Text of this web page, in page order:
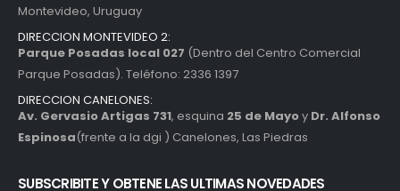
Montevideo, Uruguay
DIRECCION MONTEVIDEO 2:
Parque Posadas local 027 (Dentro del Centro Comercial
Parque Posadas). Teléfono: 2336 1397
DIRECCION CANELONES:
Av. Gervasio Artigas 731, esquina 25 de Mayoy Dr. Alfonso
Espinosa(frente a la dgi ) Canelones, Las Piedras
SUBSCRIBITE Y OBTENE LAS ULTIMAS NOVEDADES